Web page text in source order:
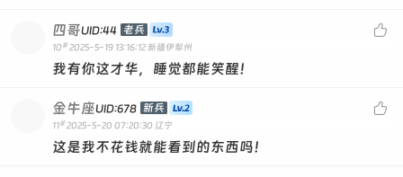

四哥UID:44 老兵
10 # 2025-5-19 13:16:12 新疆伊犁州
我有你这才华，睡觉都能笑醒！

金牛座UID:678 新兵
11# 2025-5-20 07:20:30 辽宁
这是我不花钱就能看到的东西吗！